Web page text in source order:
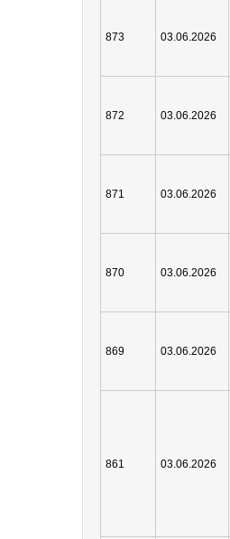
873 03.06.2026
872 03.06.2026
871 03.06.2026
870 03.06.2026
869 03.06.2026
861 03.06.2026